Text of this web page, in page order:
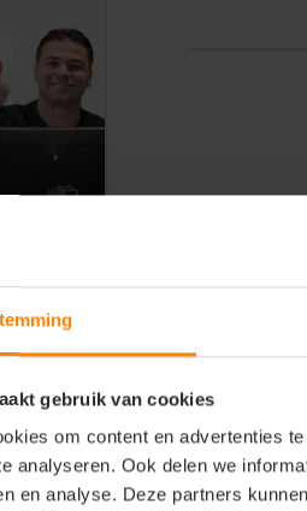
gebruik van cookies
om content en advertenties
analyseren. Ook delen we
en analyse. Deze partners